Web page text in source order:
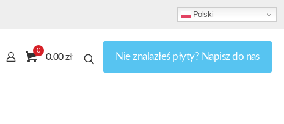
Polski
0
0.00 zł Nie znalazłeś płyty? Napisz do nas